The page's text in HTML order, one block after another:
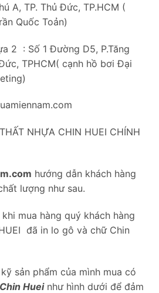
A, TP. Thủ Đức, TP.HCM (
Quốc Toản)
2 : Số 1 Đường D5, P.Tăng
TPHCM( cạnh hồ bơi Đại
NHỰA CHIN HUEI CHÍNH
hướng dẫn khách hàng
lượng như sau.
mua hàng quý khách hàng
đã in lo gô và chữ Chin
sản phẩm của mình mua có
Hueinhư hình dưới để đảm